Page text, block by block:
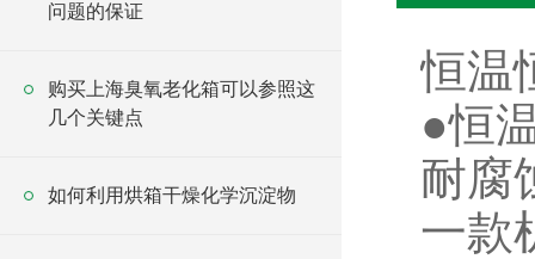
问题的保证
购买上海臭氧老化箱可以参照这
几个关键点
如何利用烘箱干燥化学沉淀物
恒温
●恒
耐腐
一款